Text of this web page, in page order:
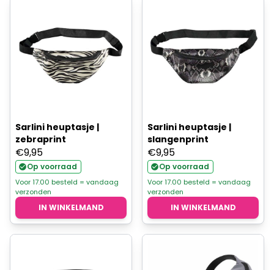
Sarlini heuptasje |
zebraprint
€9,95
Op voorraad
Voor 17.00 besteld = vandaag
verzonden
IN WINKELMAND
Sarlini heuptasje |
slangenprint
€9,95
Op voorraad
Voor 17.00 besteld = vandaag
verzonden
IN WINKELMAND